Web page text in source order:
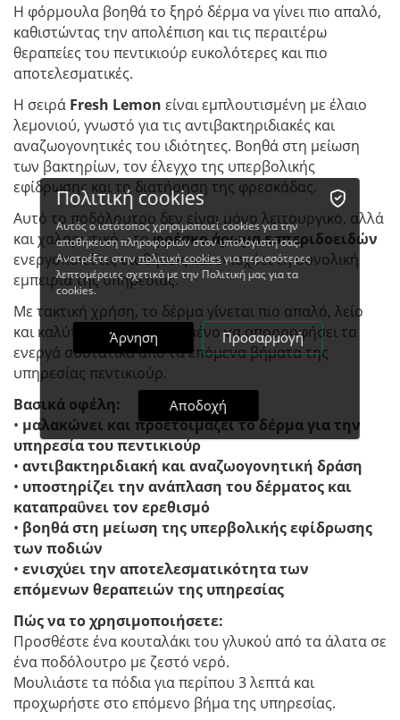
Η φόρμουλα βοηθά το ξηρό δέρμα να γίνει πιο απαλό,
καθιστώντας την απολέπιση και τις περαιτέρω
θεραπείες του πεντικιούρ ευκολότερες και πιο
αποτελεσματικές.
Η σειρά Fresh Lemon είναι εμπλουτισμένη με έλαιο
λεμονιού, γνωστό για τις αντιβακτηριδιακές και
αναζωογονητικές του ιδιότητες. Βοηθά στη μείωση
των βακτηρίων, τον έλεγχο της υπερβολικής
εφίδρωσης και τη διατήρηση της φρεσκάδας.
Αυτό το ποδόλουτρο δεν είναι μόνο λειτουργικό, αλλά
και χαλαρωτικό – τοφρέσκο άρωμα εσπεριδοειδών
ενεργοποιεί τις αισθήσεις και ενισχύει τη συνολική
εμπειρία της υπηρεσίας.
Με τακτική χρήση, το δέρμα γίνεται πιο απαλό, λείο
και καλύτερα προετοιμασμένο να απορροφήσει τα
ενεργά συστατικά από τα επόμενα βήματα της
υπηρεσίας πεντικιούρ.
Βασικά οφέλη:
• μαλακώνει και προετοιμάζει το δέρμα για την
υπηρεσία του πεντικιούρ
• αντιβακτηριδιακή και αναζωογονητική δράση
• υποστηρίζει την ανάπλαση του δέρματος και
καταπραΰνει τον ερεθισμό
• βοηθά στη μείωση της υπερβολικής εφίδρωσης
των ποδιών
• ενισχύει την αποτελεσματικότητα των
επόμενων θεραπειών της υπηρεσίας
Πώς να το χρησιμοποιήσετε:
Προσθέστε ένα κουταλάκι του γλυκού από τα άλατα σε
ένα ποδόλουτρο με ζεστό νερό.
Μουλιάστε τα πόδια για περίπου 3 λεπτά και
προχωρήστε στο επόμενο βήμα της υπηρεσίας.
Πολιτική cookies
Αυτός ο ιστότοπος χρησιμοποιεί cookies για την
αποθήκευση πληροφοριών στον υπολογιστή σας.
Ανατρέξτε στηνπολιτική cookiesγια περισσότερες
λεπτομέρειες σχετικά με την Πολιτική μας για τα
cookies.
Άρνηση Προσαρμογή
Αποδοχή